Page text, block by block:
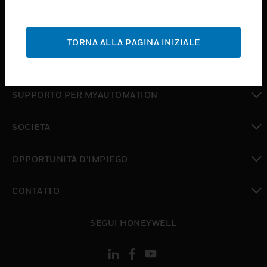
ASSISTENZA
toggle view
toggle view
SUPPORTO PER MYAUTOMATION
SOCIETÀ
OPPORTUNITÀ D’IMPIEGO
CONTATTO
SEGUI HONEYWELL
TORNA ALLA PAGINA INIZIALE